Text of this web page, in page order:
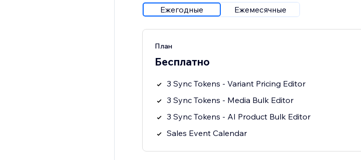
Ежегодные Ежемесячные
План
Бесплатно
3 Sync Tokens - Variant Pricing Editor
3 Sync Tokens - Media Bulk Editor
3 Sync Tokens - AI Product Bulk Editor
Sales Event Calendar